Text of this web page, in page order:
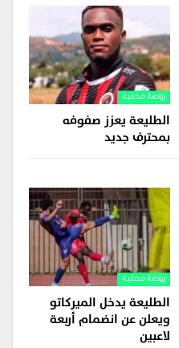
رياضة محلية
الطليعة يعزز صفوفه
بمحترف جديد
رياضة محلية
الطليعة يدخل الميركاتو
ويعلن عن انضمام أربعة
لاعبين